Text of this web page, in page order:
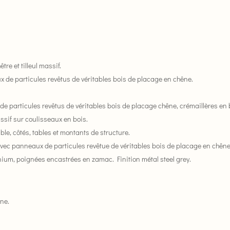
et tilleul massif.
de particules revêtus de véritables bois de placage en chêne.
particules revêtus de véritables bois de placage chêne, crémaillères en
sur coulisseaux en bois.
côtés, tables et montants de structure.
panneaux de particules revêtue de véritables bois de placage en
poignées encastrées en zamac. Finition métal steel grey.